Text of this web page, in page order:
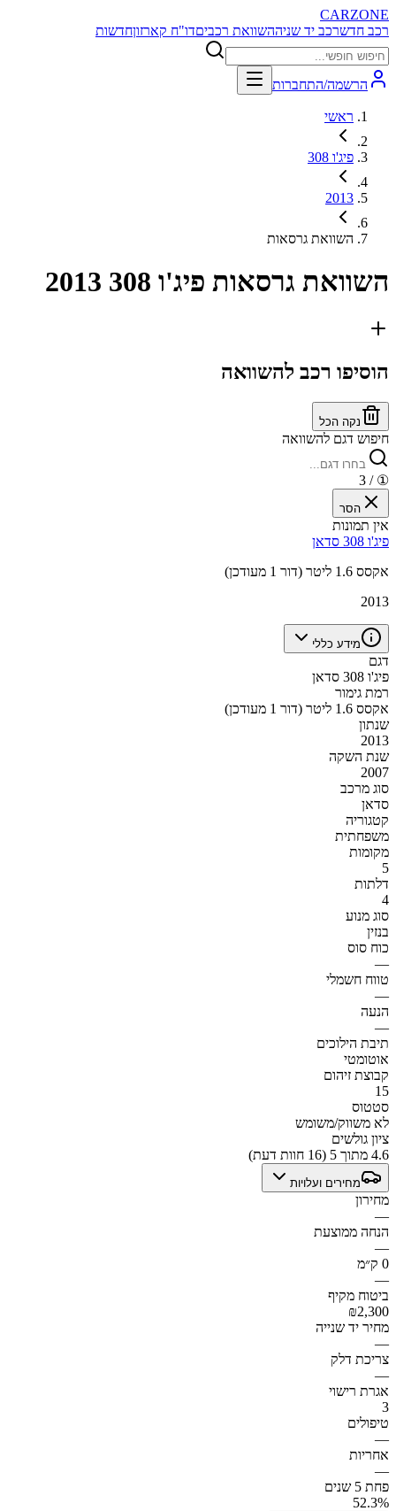
CARZONE
רכב חדשרכב יד שניההשוואת רכביםדו"ח קארזוןחדשות
הרשמה/התחברות
ראשי
פיג'ו 308
2013
השוואת גרסאות
השוואת גרסאות פיג'ו 308 2013
הוסיפו רכב להשוואה
נקה הכל
חיפוש דגם להשוואה
①
/ 3
הסר
אין תמונות
פיג'ו 308 סדאן
אקסס 1.6 ליטר (דור 1 מעודכן)
2013
מידע כללי
דגם
פיג'ו 308 סדאן
רמת גימור
אקסס 1.6 ליטר (דור 1 מעודכן)
שנתון
2013
שנת השקה
2007
סוג מרכב
סדאן
קטגוריה
משפחתית
מקומות
5
דלתות
4
סוג מנוע
בנזין
כוח סוס
—
טווח חשמלי
—
הנעה
—
תיבת הילוכים
אוטומטי
קבוצת זיהום
15
סטטוס
לא משווק/משומש
ציון גולשים
4.6 מתוך 5 (16 חוות דעת)
מחירים ועלויות
מחירון
—
הנחה ממוצעת
—
0 ק״מ
—
ביטוח מקיף
₪2,300
מחיר יד שנייה
—
צריכת דלק
—
אגרת רישוי
3
טיפולים
—
אחריות
—
פחת 5 שנים
52.3%